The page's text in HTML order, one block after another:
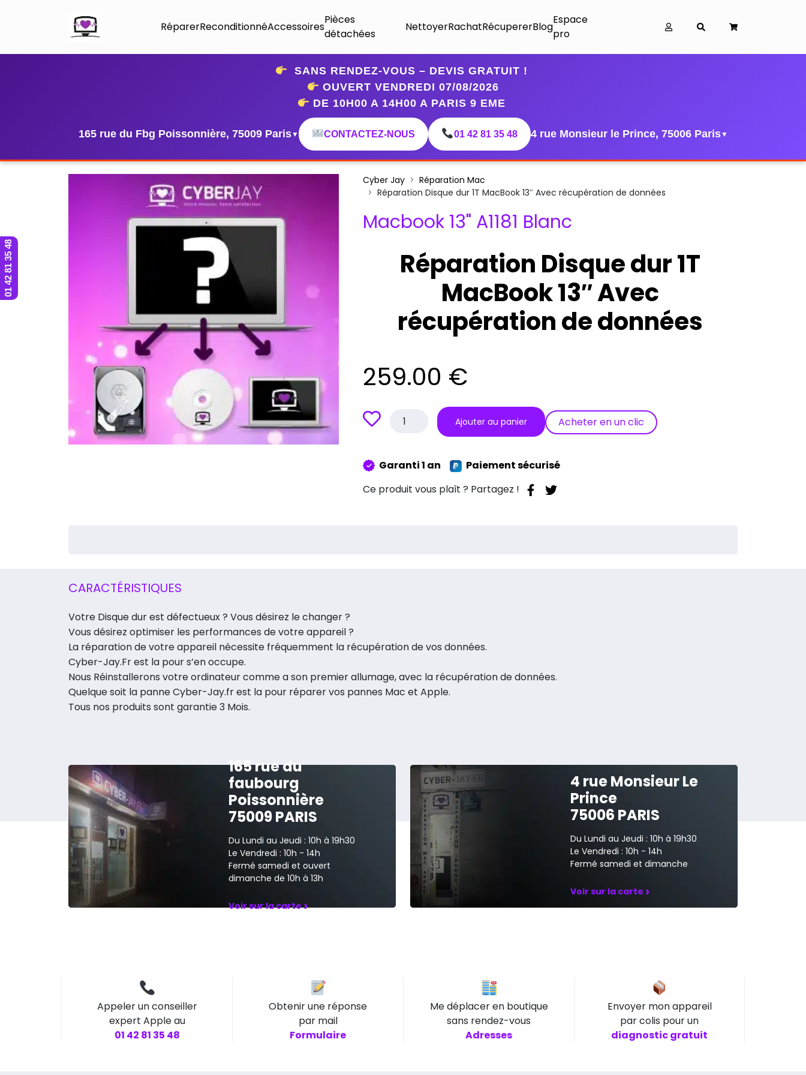
RéparerReconditionnéAccessoires
Pièces
détachées
NettoyerRachatRécupererBlog
Espace
pro
SANS RENDEZ-VOUS – DEVIS GRATUIT !
OUVERT VENDREDI 07/08/2026
DE 10H00 A 14H00 A PARIS 9 EME
165 rue du Fbg Poissonnière, 75009 Paris▼ CONTACTEZ-NOUS 01 42 81 35 48 4 rue Monsieur le Prince, 75006 Paris▼
Cyber Jay
Réparation Mac
Réparation Disque dur 1T MacBook 13″ Avec récupération de données
Macbook 13" A1181 Blanc
Réparation Disque dur 1T
MacBook 13″ Avec
récupération de données
259.00 €
quantité
dur
MacBook
Ajouter au panier Acheter en un clic
Garanti 1 an
Paiement sécurisé
Ce produit vous plaît ? Partagez !
CARACTÉRISTIQUES
Votre Disque dur est défectueux ? Vous désirez le changer ?
Vous désirez optimiser les performances de votre appareil ?
La réparation de votre appareil nécessite fréquemment la récupération de vos données.
Cyber-Jay.Fr est la pour s’en occupe.
Nous Réinstallerons votre ordinateur comme a son premier allumage, avec la récupération de données.
Quelque soit la panne Cyber-Jay.fr est la pour réparer vos pannes Mac et Apple.
Tous nos produits sont garantie 3 Mois.
165 rue du
faubourg
Poissonnière
75009 PARIS
Du Lundi au Jeudi : 10h à 19h30
Le Vendredi : 10h - 14h
Fermé samedi et ouvert
dimanche de 10h à 13h
Voir sur la carte›
4 rue Monsieur Le
Prince
75006 PARIS
Du Lundi au Jeudi : 10h à 19h30
Le Vendredi : 10h - 14h
Fermé samedi et dimanche
Voir sur la carte ›
Appeler un conseiller
expert Apple au
01 42 81 35 48
Obtenir une réponse
par mail
Formulaire
Me déplacer en boutique
sans rendez-vous
Adresses
Envoyer mon appareil
par colis pour un
diagnostic gratuit
01 42 81 35 48